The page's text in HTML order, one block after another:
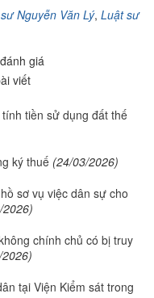
Nguyễn Văn Lý, Luật sư
giá
viết
tiền sử dụng đất thế
ký thuế (24/03/2026)
sơ vụ việc dân sự cho
2026)
chính chủ có bị truy
tại Viện Kiểm sát trong